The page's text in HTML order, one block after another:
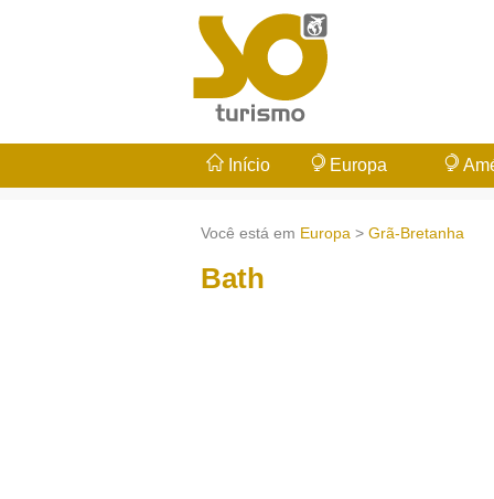
Início Europa
Você está em Europa > Grã-Bretanha
Bath